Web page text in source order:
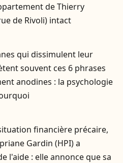
de Thierry
de Rivoli) intact
qui dissimulent leur
souvent ces 6 phrases
anodines : la psychologie
financière précaire,
Gardin (HPI) a
l'aide : elle annonce que sa